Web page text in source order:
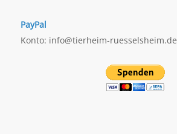
PayPal
Konto: info@tierheim-ruesselsheim.de